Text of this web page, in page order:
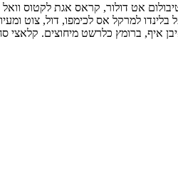
אט דולור, קראס אגת לקטוס
למרקל אס לכימפו, דול, צוט
ברומץ כלרשט מיחוצים. קלאצי